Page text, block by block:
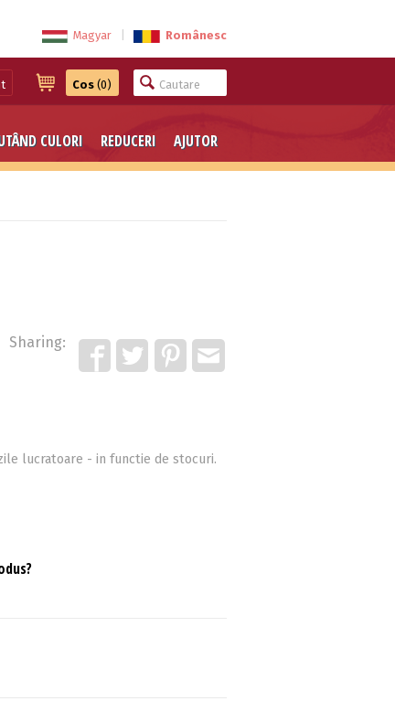
Magyar Românesc
Cos (0)
CULORI REDUCERI AJUTOR
Sharing:
lucratoare - in functie de stocuri.